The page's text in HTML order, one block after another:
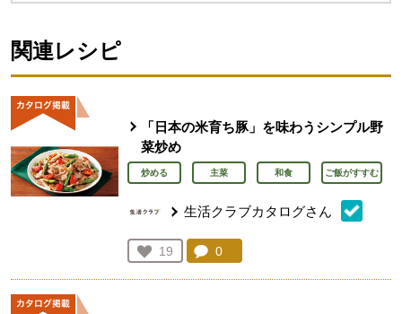
関連レシピ
「日本の米育ち豚」を味わうシンプル野
菜炒め
炒める 主菜 和食 ご飯がすすむ
生活クラブカタログさん
お気に入り登録：
19
人が登録
コメント：
0